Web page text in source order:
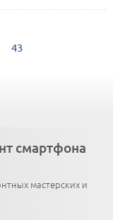
43
смартфона
мастерских и